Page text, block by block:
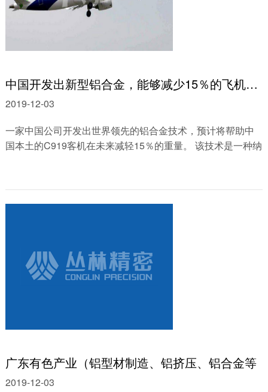
中国开发出新型铝合金，能够减少15％的飞机重量
2019-12-03
一家中国公司开发出世界领先的铝合金技术，预计将帮助中
国本土的C919客机在未来减轻15％的重量。 该技术是一种纳
广东有色产业（铝型材制造、铝挤压、铝合金等
2019-12-03